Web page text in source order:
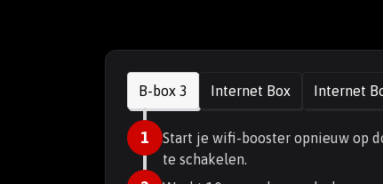
B-box 3 Internet Box Internet
1
Start je wifi-booster opnieuw op
te schakelen.